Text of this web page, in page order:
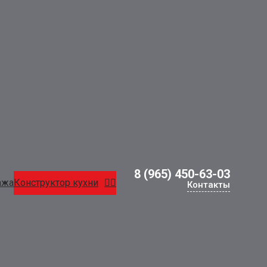
Конструктор кухни
8 (965) 450-63-03
Контакты